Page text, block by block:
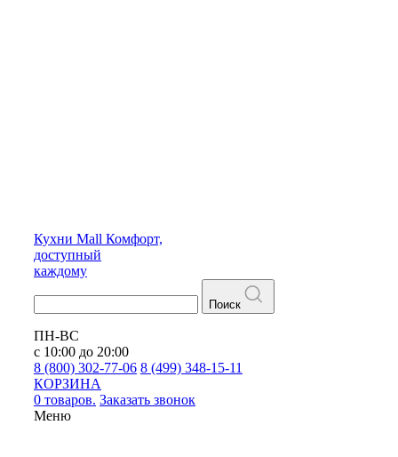
Кухни Mall Комфорт,
доступный
каждому
Поиск
ПН-ВС
с 10:00 до 20:00
8 (800) 302-77-06 8 (499) 348-15-11
КОРЗИНА
0 товаров. Заказать звонок
Меню